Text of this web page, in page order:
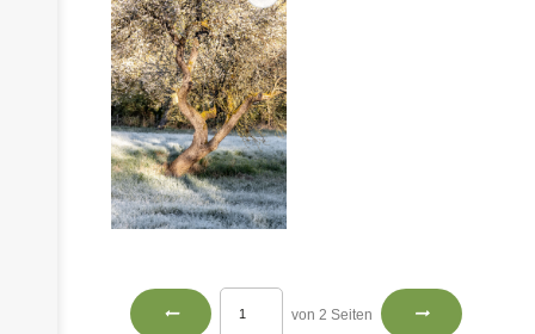
von 2 Seiten